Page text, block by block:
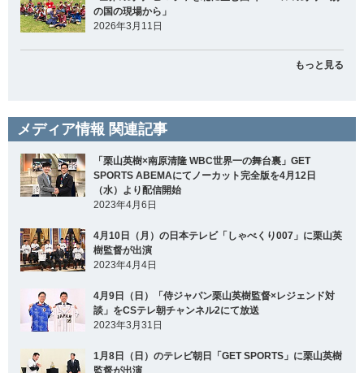
の国の現場から」
2026年3月11日
もっと見る
メディア情報 関連記事
「栗山英樹×南原清隆 WBC世界一の舞台裏」GET
SPORTS ABEMAにてノーカット完全版を4月12日
（水）より配信開始
2023年4月6日
4月10日（月）の日本テレビ「しゃべくり007」に栗山英
樹監督が出演
2023年4月4日
4月9日（日）「侍ジャパン栗山英樹監督×レジェンド対
談」をCSテレ朝チャンネル2にて放送
2023年3月31日
1月8日（日）のテレビ朝日「GET SPORTS」に栗山英樹
監督が出演